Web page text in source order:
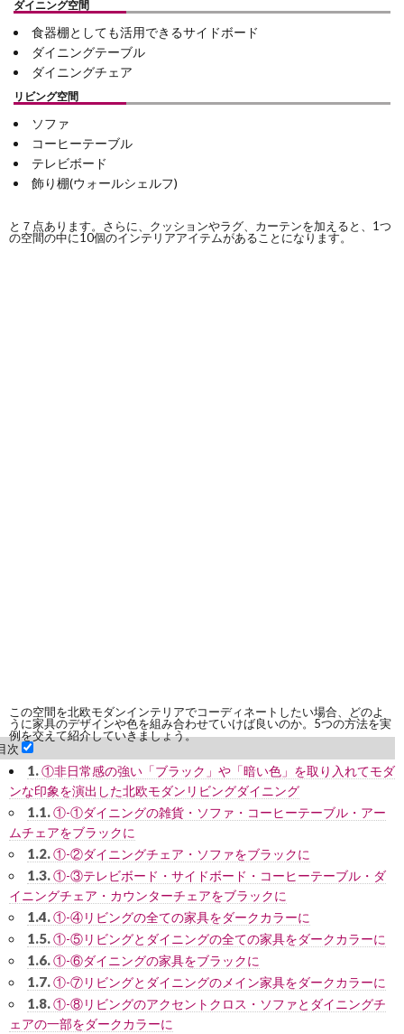
ダイニング空間
食器棚としても活用できるサイドボード
ダイニングテーブル
ダイニングチェア
リビング空間
ソファ
コーヒーテーブル
テレビボード
飾り棚(ウォールシェルフ)
と７点あります。さらに、クッションやラグ、カーテンを加えると、1つ
の空間の中に10個のインテリアアイテムがあることになります。
この空間を北欧モダンインテリアでコーディネートしたい場合、どのよ
うに家具のデザインや色を組み合わせていけば良いのか。5つの方法を実
例を交えて紹介していきましょう。
次
1.①非日常感の強い「ブラック」や「暗い色」を取り入れてモダ
ンな印象を演出した北欧モダンリビングダイニング
1.1.①-①ダイニングの雑貨・ソファ・コーヒーテーブル・アー
ムチェアをブラックに
1.2.①-②ダイニングチェア・ソファをブラックに
1.3.①-③テレビボード・サイドボード・コーヒーテーブル・ダ
イニングチェア・カウンターチェアをブラックに
1.4.①-④リビングの全ての家具をダークカラーに
1.5.①-⑤リビングとダイニングの全ての家具をダークカラーに
1.6.①-⑥ダイニングの家具をブラックに
1.7.①-⑦リビングとダイニングのメイン家具をダークカラーに
1.8.①-⑧リビングのアクセントクロス・ソファとダイニングチ
ェアの一部をダークカラーに